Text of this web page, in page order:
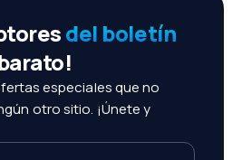
del boletín
especiales que no
otro sitio. ¡Únete y